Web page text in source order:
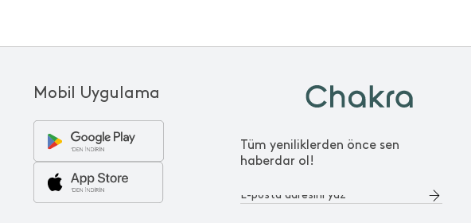
Tüm yeniliklerden önce sen
haberdar ol!
Mobil Uygulama